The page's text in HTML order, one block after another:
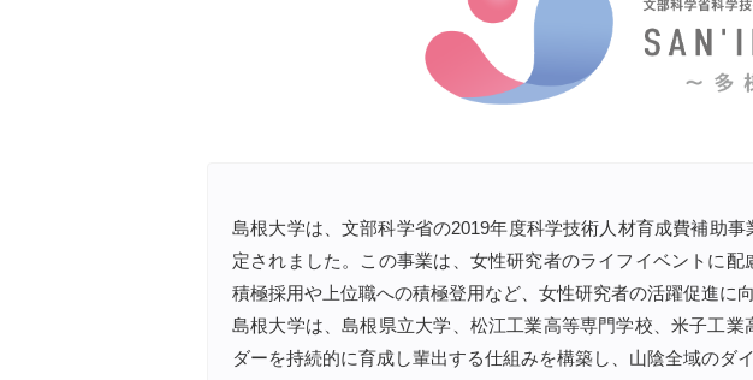
島根大学は、文部科学省の2019年度科学技術人材育成費補助
定されました。この事業は、女性研究者のライフイベントに
積極採用や上位職への積極登用など、女性研究者の活躍促進に
島根大学は、島根県立大学、松江工業高等専門学校、米子工
ダーを持続的に育成し輩出する仕組みを構築し、山陰全域のダ